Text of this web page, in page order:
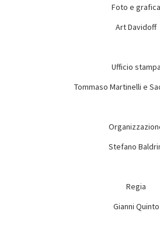
Foto e grafica
Art Davidoff
Ufficio stampa
Tommaso Martinelli e
Stefano
Regia
Gianni Quinto